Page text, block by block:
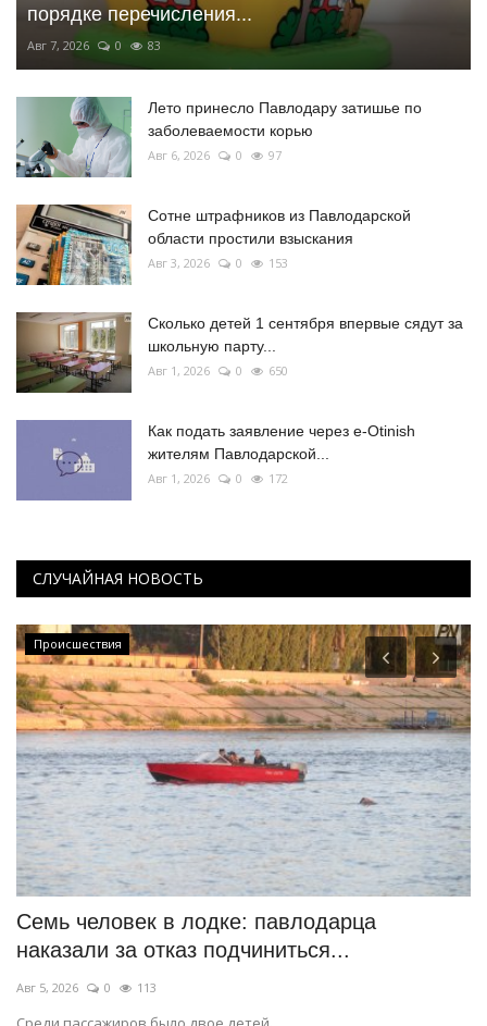
порядке перечисления...
Авг 7, 2026 0 83
Лето принесло Павлодару затишье по
заболеваемости корью
Авг 6, 2026 0 97
Сотне штрафников из Павлодарской
области простили взыскания
Авг 3, 2026 0 153
Сколько детей 1 сентября впервые сядут за
школьную парту...
Авг 1, 2026 0 650
Как подать заявление через e-Otinish
жителям Павлодарской...
Авг 1, 2026 0 172
СЛУЧАЙНАЯ НОВОСТЬ
Происшествия
Семь человек в лодке: павлодарца
наказали за отказ подчиниться...
Авг 5, 2026 0 113